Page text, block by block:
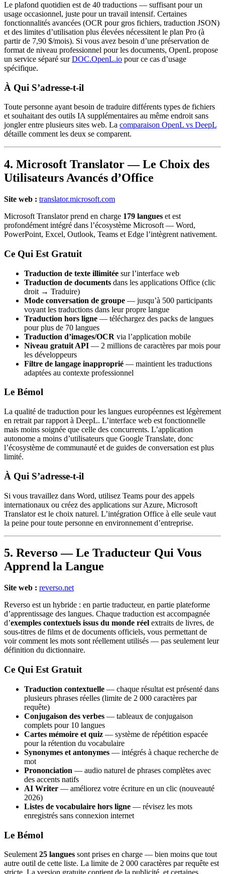
Le plafond quotidien est de 40 traductions — suffisant pour un
usage occasionnel, juste pour un travail intensif. Certaines
fonctionnalités avancées (OCR pour gros fichiers, traduction JSON)
et des limites d’utilisation plus élevées nécessitent le plan Pro (à
partir de 7,90 $/mois). Si vous avez besoin d’une préservation de
format de niveau professionnel pour les documents, OpenL propose
un service séparé surDOC.OpenL.io pour ce cas d’usage
spécifique.
À Qui S’adresse-t-il
Toute personne ayant besoin de traduire différents types de fichiers
et souhaitant des outils IA supplémentaires au même endroit sans
jongler entre plusieurs sites web. La comparaison OpenL vs DeepL
détaille comment les deux se comparent.
4. Microsoft Translator — Le Choix des
Utilisateurs Avancés d’Office
Site web : translator.microsoft.com
Microsoft Translator prend en charge 179 langues et est
profondément intégré dans l’écosystème Microsoft — Word,
PowerPoint, Excel, Outlook, Teams et Edge l’intègrent nativement.
Ce Qui Est Gratuit
Traduction de texte illimitée sur l’interface web
Traduction de documents dans les applications Office (clic
droit → Traduire)
Mode conversation de groupe — jusqu’à 500 participants
voyant les traductions dans leur propre langue
Traduction hors ligne — téléchargez des packs de langues
pour plus de 70 langues
Traduction d’images/OCR via l’application mobile
Niveau gratuit API — 2 millions de caractères par mois pour
les développeurs
Filtre de langage inapproprié — maintient les traductions
adaptées au contexte professionnel
Le Bémol
La qualité de traduction pour les langues européennes est légèrement
en retrait par rapport à DeepL. L’interface web est fonctionnelle
mais moins soignée que celle des concurrents. L’application
autonome a moins d’utilisateurs que Google Translate, donc
l’écosystème de communauté et de guides de conversation est plus
limité.
À Qui S’adresse-t-il
Si vous travaillez dans Word, utilisez Teams pour des appels
internationaux ou créez des applications sur Azure, Microsoft
Translator est le choix naturel. L’intégration Office à elle seule vaut
la peine pour toute personne en environnement d’entreprise.
5. Reverso — Le Traducteur Qui Vous
Apprend la Langue
Site web : reverso.net
Reverso est un hybride : en partie traducteur, en partie plateforme
d’apprentissage des langues. Chaque traduction est accompagnée
d’exemples contextuels issus du monde réel extraits de livres, de
sous-titres de films et de documents officiels, vous permettant de
voir comment les mots sont réellement utilisés — pas seulement leur
définition du dictionnaire.
Ce Qui Est Gratuit
Traduction contextuelle — chaque résultat est présenté dans
plusieurs phrases réelles (limite de 2 000 caractères par
requête)
Conjugaison des verbes — tableaux de conjugaison
complets pour 10 langues
Cartes mémoire et quiz — système de répétition espacée
pour la rétention du vocabulaire
Synonymes et antonymes — intégrés à chaque recherche de
mot
Prononciation — audio naturel de phrases complètes avec
des accents natifs
AI Writer — améliorez votre écriture en un clic (nouveauté
2026)
Listes de vocabulaire hors ligne — révisez les mots
enregistrés sans connexion internet
Le Bémol
Seulement 25 langues sont prises en charge — bien moins que tout
autre outil de cette liste. La limite de 2 000 caractères par requête est